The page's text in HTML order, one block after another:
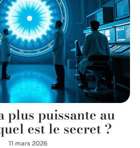
plus puissante au
est le secret ?
11 mars 2026